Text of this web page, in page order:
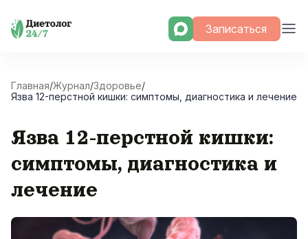
Skip
Записаться
Главная/Журнал/Здоровье/
Язва 12-перстной кишки: симптомы, диагностика и лечение
Язва 12-перстной кишки:
симптомы, диагностика и
лечение